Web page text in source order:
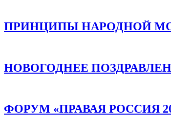
ПРИНЦИПЫ НАРОДНОЙ
НОВОГОДНЕЕ
ФОРУМ «ПРАВАЯ РОССИЯ